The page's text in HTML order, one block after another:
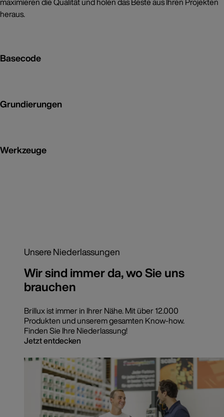
heraus.
Basecode
Grundierungen
Werkzeuge
Unsere Niederlassungen
Wir sind immer da, wo Sie uns
brauchen
Brillux ist immer in Ihrer Nähe. Mit über 12.000
Produkten und unserem gesamten Know-how.
Finden Sie Ihre Niederlassung!
Jetzt entdecken